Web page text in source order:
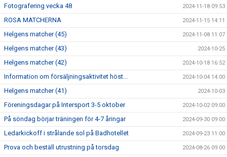
Fotografering vecka 48 2024-11-18 09:53
ROSA MATCHERNA 2024-11-15 14:11
Helgens matcher (45) 2024-11-08 11:07
Helgens matcher (43) 2024-10-25
Helgens matcher (42) 2024-10-18 16:52
Information om försäljningsaktivitet höst... 2024-10-04 14:00
Helgens matcher (41) 2024-10-03
Föreningsdagar på Intersport 3-5 oktober 2024-10-02 09:00
På söndag börjar träningen för 4-7 åringar 2024-09-30 09:00
Ledarkickoff i strålande sol på Badhotellet 2024-09-23 11:00
Prova och beställ utrustning på torsdag 2024-08-26 09:00